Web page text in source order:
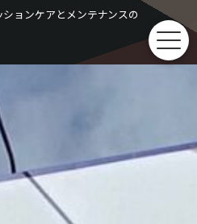
ョンケアとメンテナンスの